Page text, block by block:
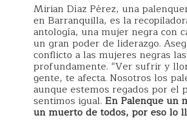
Mirian Díaz Pérez, una
en Barranquilla, es la
antología, una mujer negra con
un gran poder de liderazgo.
conflicto a las mujeres negras
profundamente. “Ver sufrir y
gente, te afecta. Nosotros los
aunque estemos regados por el
sentimos igual. En Palenque un
un muerto de todos, por eso lo